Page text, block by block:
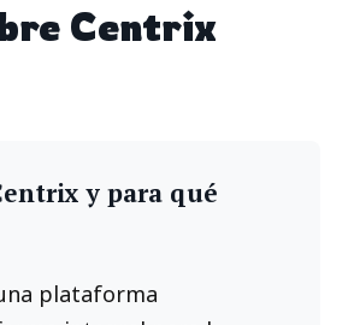
Centrix
y para qué
plataforma